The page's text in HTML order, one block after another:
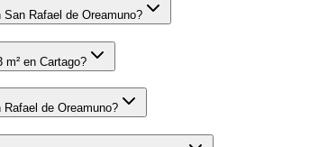
Rafael de Oreamuno?
en Cartago?
de Oreamuno?